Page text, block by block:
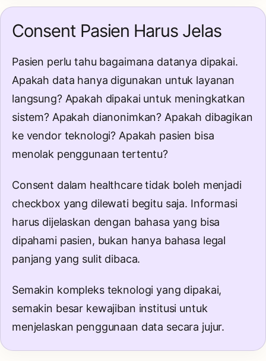
Consent Pasien Harus Jelas
Pasien perlu tahu bagaimana datanya dipakai.
Apakah data hanya digunakan untuk layanan
langsung? Apakah dipakai untuk meningkatkan
sistem? Apakah dianonimkan? Apakah dibagikan
ke vendor teknologi? Apakah pasien bisa
menolak penggunaan tertentu?
Consent dalam healthcare tidak boleh menjadi
checkbox yang dilewati begitu saja. Informasi
harus dijelaskan dengan bahasa yang bisa
dipahami pasien, bukan hanya bahasa legal
panjang yang sulit dibaca.
Semakin kompleks teknologi yang dipakai,
semakin besar kewajiban institusi untuk
menjelaskan penggunaan data secara jujur.